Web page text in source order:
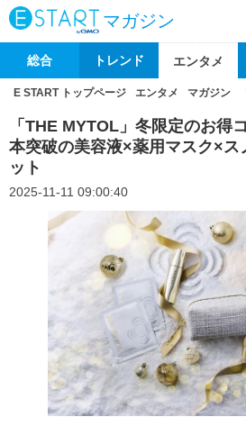
マガジン
総合 トレンド エンタメ
E START トップページ エンタメ マガジン
「THE MYTOL」冬限定のお得
本突破の美容液×薬用マスク×ス
ット
2025-11-11 09:00:40